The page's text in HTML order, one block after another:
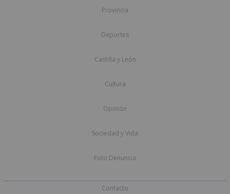
Provincia
Deportes
Castilla y León
Cultura
Opinión
Sociedad y Vida
Foto Denuncia
Contacto